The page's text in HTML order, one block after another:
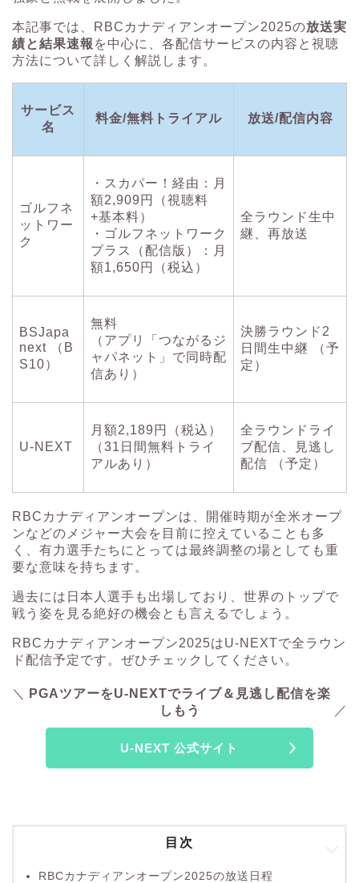
本記事では、RBCカナディアンオープン2025の放送実
績と結果速報 を中心に、各配信サービスの内容と視聴
方法について詳しく解説します。
サービス
名
料金/無料トライアル 放送/配信内容
ゴルフネ
ットワー
ク
・スカパー！経由：月
額2,909円（視聴料
+基本料）
・ゴルフネットワーク
プラス（配信版）：月
額1,650円（税込）
全ラウンド生中
継、再放送
BSJapa
next （B
S10）
無料
（アプリ「つながるジ
ャパネット」で同時配
信あり）
決勝ラウンド2
日間生中継 （予
定）
U-NEXT
月額2,189円（税込）
（31日間無料トライ
アルあり）
全ラウンドライ
ブ配信、見逃し
配信 （予定）
RBCカナディアンオープンは、開催時期が全米オープ
ンなどのメジャー大会を目前に控えていることも多
く、有力選手たちにとっては最終調整の場としても重
要な意味を持ちます。
過去には日本人選手も出場しており、世界のトップで
戦う姿を見る絶好の機会とも言えるでしょう。
RBCカナディアンオープン2025はU-NEXTで全ラウン
ド配信予定です。ぜひチェックしてください。
PGAツアーをU-NEXTでライブ＆見逃し配信を楽
しもう
U-NEXT 公式サイト
目次
RBCカナディアンオープン2025の放送日程